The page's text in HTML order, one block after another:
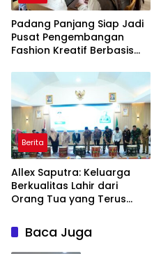
Padang Panjang Siap Jadi
Pusat Pengembangan
Fashion Kreatif Berbasis
Berita
Allex Saputra: Keluarga
Berkualitas Lahir dari
Orang Tua yang Terus
Baca Juga